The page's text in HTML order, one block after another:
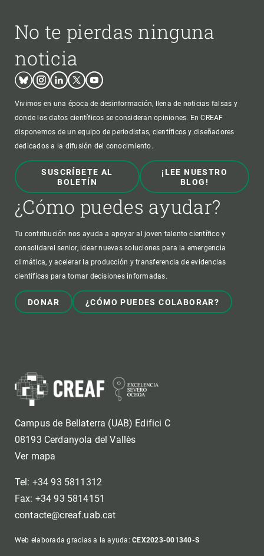
No te pierdas ninguna
noticia
BlueskyInstagram
LinkedinTwitterYoutube
Vivimos en una época de desinformación, llena de noticias falsas y
donde los datos científicos se consideran opiniones. En CREAF
disponemos de un equipo de periodistas, científicos y diseñadores
dedicados a la difusión del conocimiento.
SUSCRÍBETE AL
BOLETÍN
¡LEE NUESTRO
BLOG!
¿Cómo puedes ayudar?
Tu contribución nos ayuda a apoyar al joven talento científico y
consolidarel senior, idear nuevas soluciones para la emergencia
climática, y acelerar la producción y transferencia de evidencias
científicas para tomar decisiones informadas.
DONAR ¿CÓMO PUEDES COLABORAR?
Campus de Bellaterra (UAB) Edifici C
08193 Cerdanyola del Vallès
Ver mapa
Tel: +34 93 5811312
Fax: +34 93 5814151
contacte@creaf.uab.cat
Web elaborada gracias a la ayuda:CEX2023-001340-S